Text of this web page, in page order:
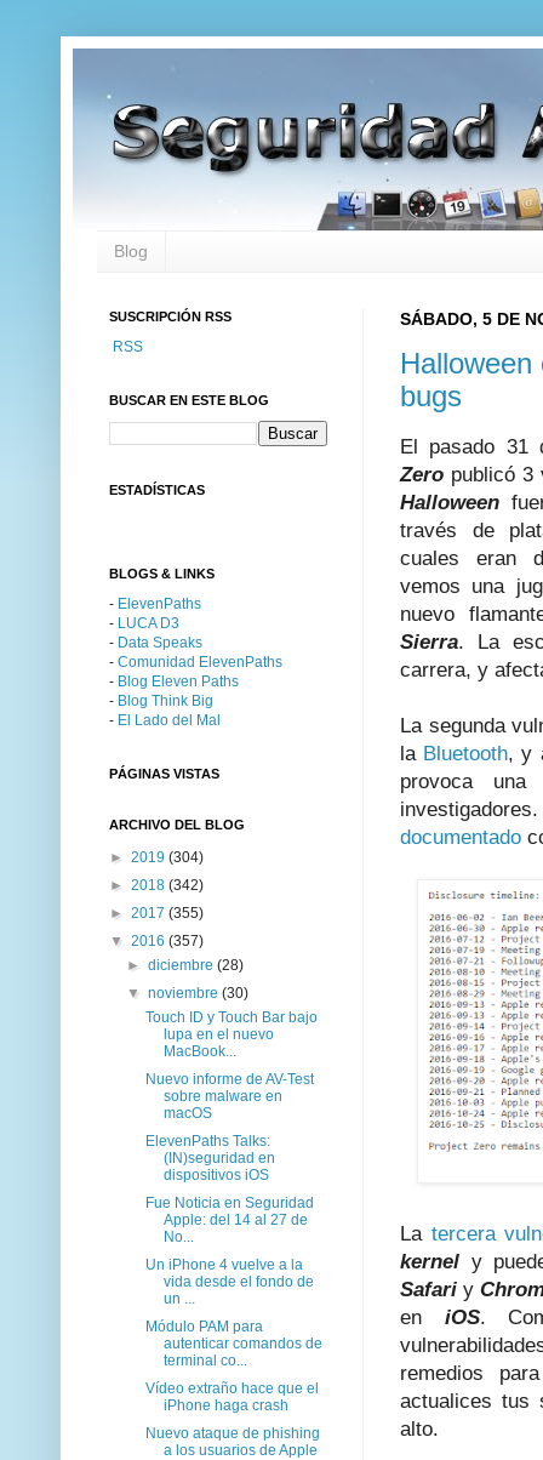
Blog
SÁBADO, 5 DE
bugs
El pasado
Zero publicó 3
Halloween
través de
cuales eran
vemos una
nuevo
Sierra. La
carrera, y
La segunda
la Bluetooth, y
provoca
documentado
La tercera
kernel y
Safari y
en iOS.
remedios
actualices tus
alto.
SUSCRIPCIÓN RSS
RSS
BUSCAR EN ESTE BLOG
ESTADÍSTICAS
BLOGS & LINKS
- ElevenPaths
- LUCA D3
- Data Speaks
- Comunidad ElevenPaths
- Blog Eleven Paths
- Blog Think Big
- El Lado del Mal
PÁGINAS VISTAS
ARCHIVO DEL BLOG
► 2019 (304)
► 2018 (342)
► 2017 (355)
▼ 2016 (357)
►diciembre(28)
▼noviembre(30)
Touch ID y Touch Bar bajo
lupa en el nuevo
MacBook...
Nuevo informe de AV-Test
sobre malware en
macOS
ElevenPaths Talks:
(IN)seguridad en
dispositivos iOS
Fue Noticia en Seguridad
Apple: del 14 al 27 de
No...
Un iPhone 4 vuelve a la
vida desde el fondo de
un ...
Módulo PAM para
autenticar comandos de
terminal co...
Vídeo extraño hace que el
iPhone haga crash
Nuevo ataque de phishing
a los usuarios de Apple